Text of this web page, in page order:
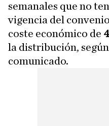
semanales que no
vigencia del
coste económico de
la distribución,
comunicado.